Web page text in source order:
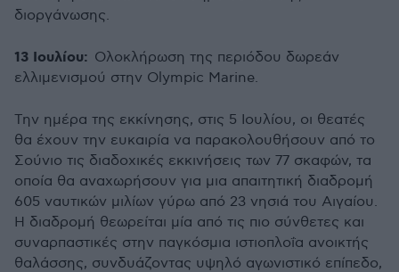
διοργάνωσης.
13 Ιουλίου: Ολοκλήρωση της περιόδου δωρεάν
ελλιμενισμού στην Olympic Marine.
Την ημέρα της εκκίνησης, στις 5 Ιουλίου, οι θεατές
θα έχουν την ευκαιρία να παρακολουθήσουν από το
Σούνιο τις διαδοχικές εκκινήσεις των 77 σκαφών, τα
οποία θα αναχωρήσουν για μια απαιτητική διαδρομή
605 ναυτικών μιλίων γύρω από 23 νησιά του Αιγαίου.
Η διαδρομή θεωρείται μία από τις πιο σύνθετες και
συναρπαστικές στην παγκόσμια ιστιοπλοΐα ανοικτής
θαλάσσης, συνδυάζοντας υψηλό αγωνιστικό επίπεδο,